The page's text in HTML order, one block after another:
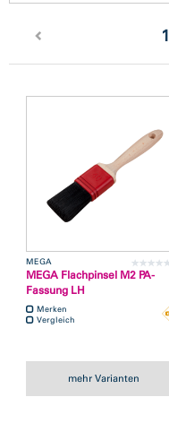
1
MEGA
MEGA Flachpinsel M2 PA-
Fassung LH
Merken
Vergleich
mehr Varianten